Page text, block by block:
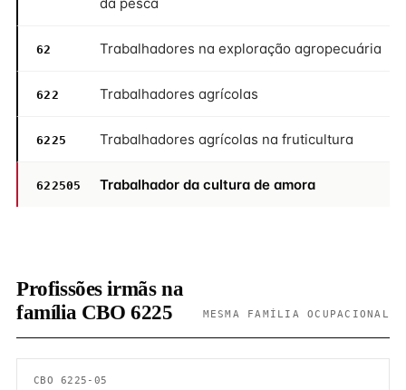
62 Trabalhadores na exploração agropecuária
622 Trabalhadores agrícolas
6225 Trabalhadores agrícolas na fruticultura
622505 Trabalhador da cultura de amora
Profissões irmãs na
família CBO 6225
MESMA FAMÍLIA OCUPACIONAL
CBO 6225-05